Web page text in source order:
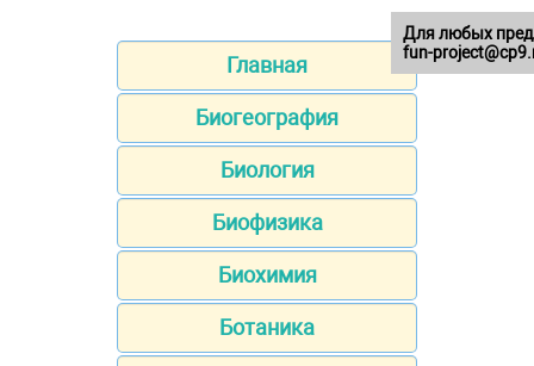
Главная
Биогеография
Биология
Биофизика
Биохимия
Ботаника
Для любых
fun-